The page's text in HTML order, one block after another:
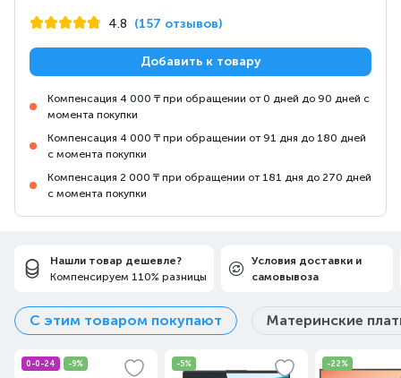
4.8 (157 отзывов)
Добавить к товару
Компенсация 4 000 ₸ при обращении от 0 дней до 90 дней с
момента покупки
Компенсация 4 000 ₸ при обращении от 91 дня до 180 дней
с момента покупки
Компенсация 2 000 ₸ при обращении от 181 дня до 270 дней
с момента покупки
Нашли товар дешевле?
Компенсируем 110% разницы
Условия доставки и
самовывоза
С этим товаром покупают Материнские
0-0-24 -9% -5% -22%